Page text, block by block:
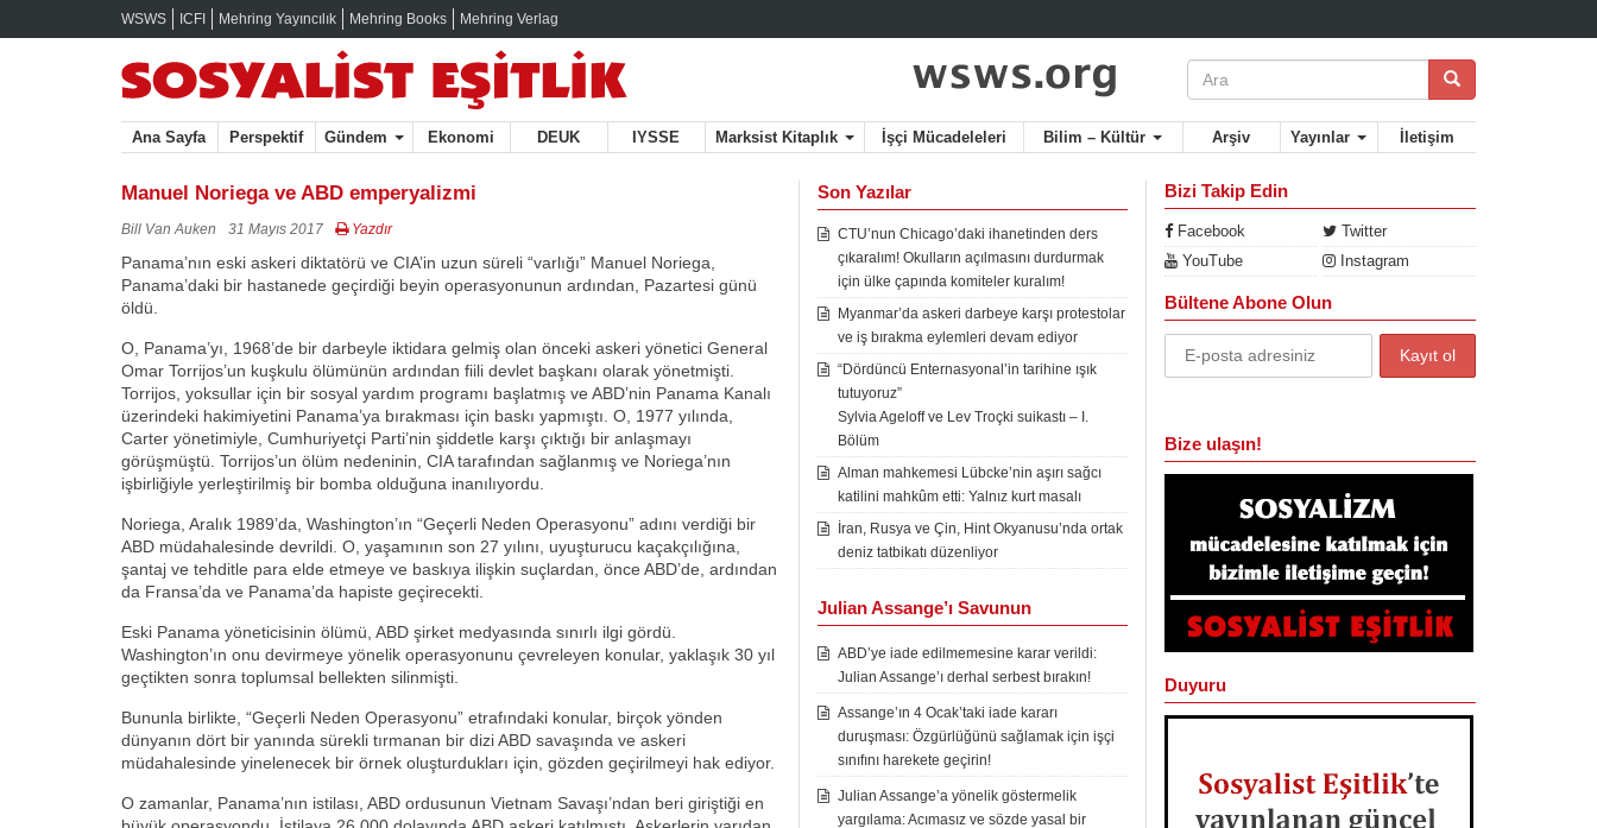
WSWS ICFI Mehring Yayıncılık Mehring Books Mehring Verlag
Ana Sayfa Perspektif Gündem Ekonomi DEUK IYSSE Marksist Kitaplık İşçi Mücadeleleri Bilim – Kültür Arşiv Yayınlar İletişim
Manuel Noriega ve ABD emperyalizmi
Bill Van Auken 31 Mayıs 2017 Yazdır
Panama’nın eski askeri diktatörü ve CIA’in uzun süreli “varlığı” Manuel Noriega,
Panama’daki bir hastanede geçirdiği beyin operasyonunun ardından, Pazartesi günü
öldü.
O, Panama’yı, 1968’de bir darbeyle iktidara gelmiş olan önceki askeri yönetici General
Omar Torrijos’un kuşkulu ölümünün ardından fiili devlet başkanı olarak yönetmişti.
Torrijos, yoksullar için bir sosyal yardım programı başlatmış ve ABD’nin Panama Kanalı
üzerindeki hakimiyetini Panama’ya bırakması için baskı yapmıştı. O, 1977 yılında,
Carter yönetimiyle, Cumhuriyetçi Parti’nin şiddetle karşı çıktığı bir anlaşmayı
görüşmüştü. Torrijos’un ölüm nedeninin, CIA tarafından sağlanmış ve Noriega’nın
işbirliğiyle yerleştirilmiş bir bomba olduğuna inanılıyordu.
Noriega, Aralık 1989’da, Washington’ın “Geçerli Neden Operasyonu” adını verdiği bir
ABD müdahalesinde devrildi. O, yaşamının son 27 yılını, uyuşturucu kaçakçılığına,
şantaj ve tehditle para elde etmeye ve baskıya ilişkin suçlardan, önce ABD’de, ardından
da Fransa’da ve Panama’da hapiste geçirecekti.
Eski Panama yöneticisinin ölümü, ABD şirket medyasında sınırlı ilgi gördü.
Washington’ın onu devirmeye yönelik operasyonunu çevreleyen konular, yaklaşık 30 yıl
geçtikten sonra toplumsal bellekten silinmişti.
Bununla birlikte, “Geçerli Neden Operasyonu” etrafındaki konular, birçok yönden
dünyanın dört bir yanında sürekli tırmanan bir dizi ABD savaşında ve askeri
müdahalesinde yinelenecek bir örnek oluşturdukları için, gözden geçirilmeyi hak ediyor.
O zamanlar, Panama’nın istilası, ABD ordusunun Vietnam Savaşı’ndan beri giriştiği en
Son Yazılar
CTU’nun Chicago’daki ihanetinden ders
çıkaralım! Okulların açılmasını durdurmak
için ülke çapında komiteler kuralım!
Myanmar’da askeri darbeye karşı protestolar
ve iş bırakma eylemleri devam ediyor
“Dördüncü Enternasyonal’in tarihine ışık
tutuyoruz”
Sylvia Ageloff ve Lev Troçki suikastı – I.
Bölüm
Alman mahkemesi Lübcke’nin aşırı sağcı
katilini mahkûm etti: Yalnız kurt masalı
İran, Rusya ve Çin, Hint Okyanusu’nda ortak
deniz tatbikatı düzenliyor
Julian Assange’ı Savunun
ABD’ye iade edilmemesine karar verildi:
Julian Assange’ı derhal serbest bırakın!
Assange’ın 4 Ocak’taki iade kararı
duruşması: Özgürlüğünü sağlamak için işçi
sınıfını harekete geçirin!
Julian Assange’a yönelik göstermelik
yargılama: Acımasız ve sözde yasal bir
Bizi Takip Edin
Facebook
Twitter
YouTube
Instagram
Bültene Abone Olun
Bize ulaşın!
Duyuru